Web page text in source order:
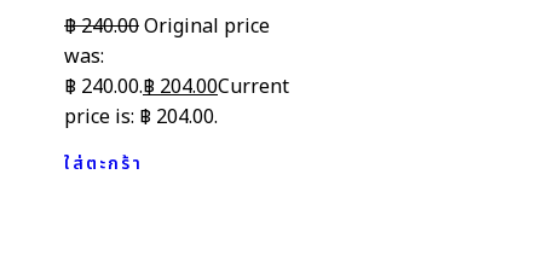
฿240.00Original price
was:
฿ 240.00.฿204.00Current
price is: ฿ 204.00.
ใส่ตะกร้า